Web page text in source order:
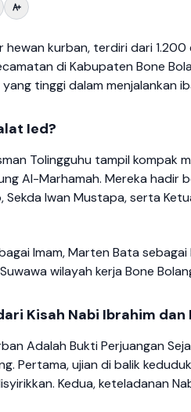
hewan kurban, terdiri dari
di Kabupaten Bone
tinggi dalam menjalankan
Ied?
Tolingguhu tampil kompak
Al-Marhamah. Mereka hadir
Iwan Mustapa, serta
Imam, Marten Bata
wilayah kerja Bone
Kisah Nabi Ibrahim dan
Adalah Bukti Perjuangan
Pertama, ujian di balik
Kedua, keteladanan